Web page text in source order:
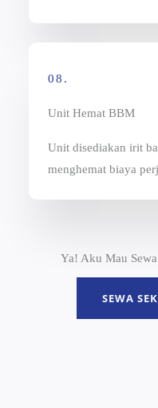
08.
Unit Hemat BBM
Unit disediakan irit
menghemat biaya
Ya! Aku Mau
SEWA